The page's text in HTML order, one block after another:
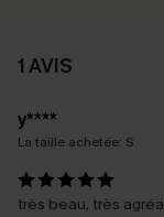
1 AVIS
y****
La taille achetée: S
très beau, très